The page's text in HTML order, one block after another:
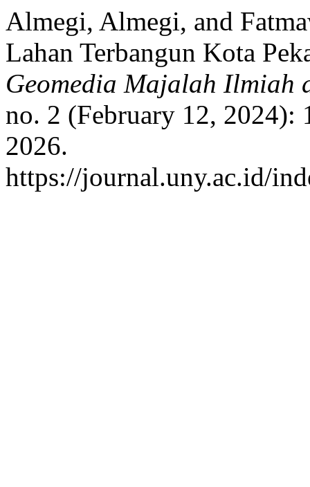
Almegi, Almegi, and
Lahan Terbangun Kota
Geomedia Majalah Ilmiah
no. 2 (February 12, 2024):
2026.
https://journal.uny.ac.id/